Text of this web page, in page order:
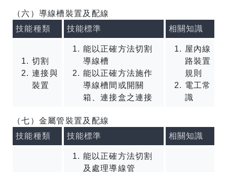
（六）導線槽裝置及配線
技能種類
技能標準 相關知識
切割
連接與
裝置
能以正確方法切割
導線槽
能以正確方法施作
導線槽間或開關
箱、連接盒之連接
屋內線
路裝置
規則
電工常
識
（七）金屬管裝置及配線
技能種類
技能標準 相關知識
能以正確方法切割
及處理導線管